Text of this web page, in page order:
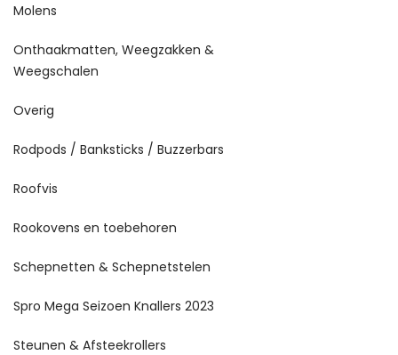
Molens
Onthaakmatten, Weegzakken &
Weegschalen
Overig
Rodpods / Banksticks / Buzzerbars
Roofvis
Rookovens en toebehoren
Schepnetten & Schepnetstelen
Spro Mega Seizoen Knallers 2023
Steunen & Afsteekrollers